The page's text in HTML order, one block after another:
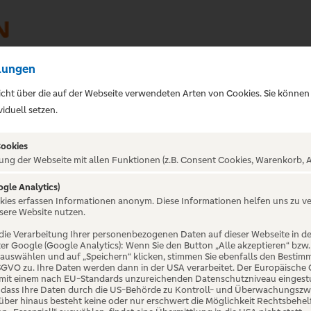
NICHT
über die auf der Webseite verwendeten Arten von Cookies. Sie
setzen.
der Webseite mit allen Funktionen (z.B. Consent Cookies, Warenkorb,
Analytics)
erfassen Informationen anonym. Diese Informationen helfen uns zu
Website nutzen.
Verarbeitung Ihrer personenbezogenen Daten auf dieser Webseite in
Google (Google Analytics): Wenn Sie den Button „Alle akzeptieren“
und auf „Speichern“ klicken, stimmen Sie ebenfalls den
zu. Ihre Daten werden dann in der USA verarbeitet. Der
einem nach EU-Standards unzureichenden Datenschutzniveau
Ihre Daten durch die US-Behörde zu Kontroll- und
hinaus besteht keine oder nur erschwert die Möglichkeit